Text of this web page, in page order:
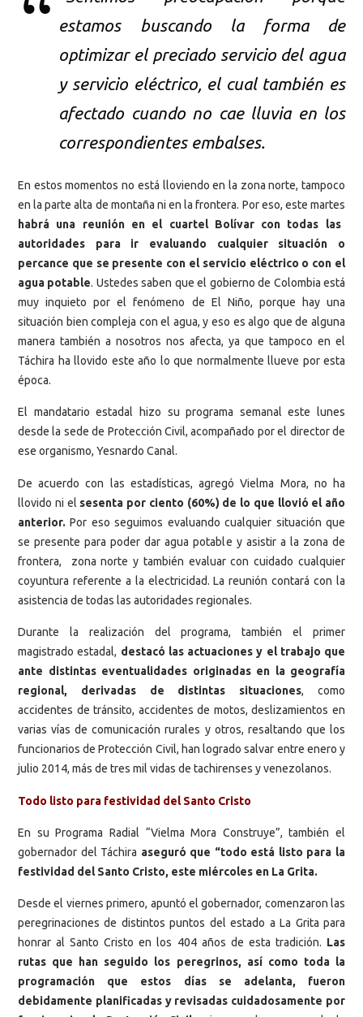
estamos buscando la forma de
optimizar el preciado servicio del agua
y servicio eléctrico, el cual también es
afectado cuando no cae lluvia en los
correspondientes embalses.
En estos momentos no está lloviendo en la zona norte, tampoco
en la parte alta de montaña ni en la frontera. Por eso, este martes
habrá una reunión en el cuartel Bolívar con todas las
autoridades para ir evaluando cualquier situación o
percance que se presente con el servicio eléctrico o con el
agua potable. Ustedes saben que el gobierno de Colombia está
muy inquieto por el fenómeno de El Niño, porque hay una
situación bien compleja con el agua, y eso es algo que de alguna
manera también a nosotros nos afecta, ya que tampoco en el
Táchira ha llovido este año lo que normalmente llueve por esta
época.
El mandatario estadal hizo su programa semanal este lunes
desde la sede de Protección Civil, acompañado por el director de
ese organismo, Yesnardo Canal.
De acuerdo con las estadísticas, agregó Vielma Mora, no ha
llovido ni el sesenta por ciento (60%) de lo que llovió el año
anterior. Por eso seguimos evaluando cualquier situación que
se presente para poder dar agua potable y asistir a la zona de
frontera, zona norte y también evaluar con cuidado cualquier
coyuntura referente a la electricidad. La reunión contará con la
asistencia de todas las autoridades regionales.
Durante la realización del programa, también el primer
magistrado estadal, destacó las actuaciones y el trabajo que
ante distintas eventualidades originadas en la geografía
regional, derivadas de distintas situaciones, como
accidentes de tránsito, accidentes de motos, deslizamientos en
varias vías de comunicación rurales y otros, resaltando que los
funcionarios de Protección Civil, han logrado salvar entre enero y
julio 2014, más de tres mil vidas de tachirenses y venezolanos.
Todo listo para festividad del Santo Cristo
En su Programa Radial “Vielma Mora Construye”, también el
gobernador del Táchira aseguró que “todo está listo para la
festividad del Santo Cristo, este miércoles en La Grita.
Desde el viernes primero, apuntó el gobernador, comenzaron las
peregrinaciones de distintos puntos del estado a La Grita para
honrar al Santo Cristo en los 404 años de esta tradición. Las
rutas que han seguido los peregrinos, así como toda la
programación que estos días se adelanta, fueron
debidamente planificadas y revisadas cuidadosamente por